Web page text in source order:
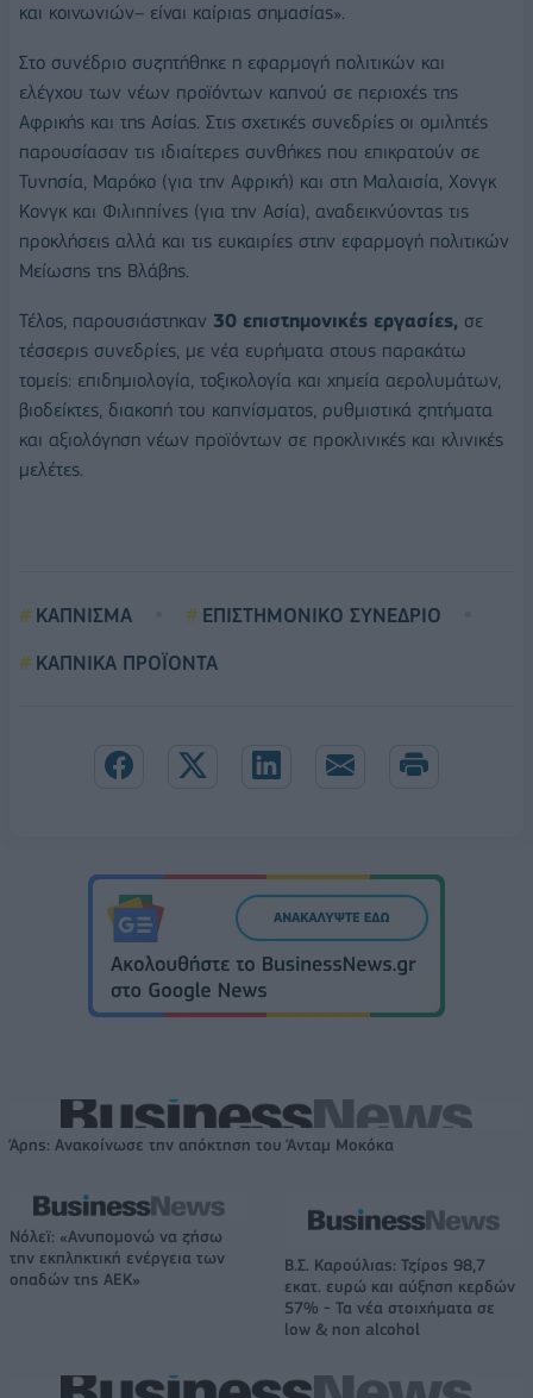
και κοινωνιών– είναι καίριας σημασίας».
Στο συνέδριο συζητήθηκε η εφαρμογή πολιτικών και
ελέγχου των νέων προϊόντων καπνού σε περιοχές της
Αφρικής και της Ασίας. Στις σχετικές συνεδρίες οι ομιλητές
παρουσίασαν τις ιδιαίτερες συνθήκες που επικρατούν σε
Τυνησία, Μαρόκο (για την Αφρική) και στη Μαλαισία, Χονγκ
Κονγκ και Φιλιππίνες (για την Ασία), αναδεικνύοντας τις
προκλήσεις αλλά και τις ευκαιρίες στην εφαρμογή πολιτικών
Μείωσης της Βλάβης.
Τέλος, παρουσιάστηκαν 30 επιστημονικές εργασίες, σε
τέσσερις συνεδρίες, με νέα ευρήματα στους παρακάτω
τομείς: επιδημιολογία, τοξικολογία και χημεία αερολυμάτων,
βιοδείκτες, διακοπή του καπνίσματος, ρυθμιστικά ζητήματα
και αξιολόγηση νέων προϊόντων σε προκλινικές και κλινικές
μελέτες.
ΚΑΠΝΙΣΜΑ
ΕΠΙΣΤΗΜΟΝΙΚΟ ΣΥΝΕΔΡΙΟ
ΚΑΠΝΙΚΑ ΠΡΟΪΟΝΤΑ
Άρης: Ανακοίνωσε την απόκτηση του Άνταμ Μοκόκα
Νόλεϊ: «Ανυπομονώ να ζήσω
την εκπληκτική ενέργεια των
οπαδών της ΑΕΚ»
Β.Σ. Καρούλιας: Τζίρος 98,7
εκατ. ευρώ και αύξηση κερδών
57% - Τα νέα στοιχήματα σε
low & non alcohol